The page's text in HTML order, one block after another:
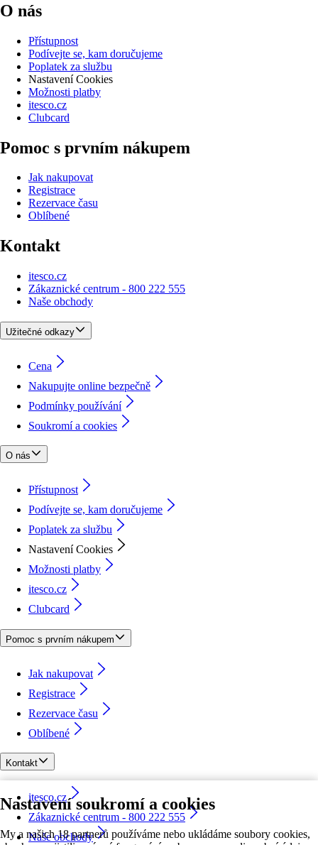
Nastavení soukromí a cookies
My a našich 18 partnerů používáme nebo ukládáme soubory cookies,
O nás
Přístupnost
Podívejte se, kam doručujeme
Poplatek za službu
Nastavení Cookies
Možnosti platby
itesco.cz
Clubcard
Pomoc s prvním nákupem
Jak nakupovat
Registrace
Rezervace času
Oblíbené
Kontakt
itesco.cz
Zákaznické centrum - 800 222 555
Naše obchody
Užitečné odkazy
Cena
Nakupujte online bezpečně
Podmínky používání
Soukromí a cookies
O nás
Přístupnost
Podívejte se, kam doručujeme
Poplatek za službu
Nastavení Cookies
Možnosti platby
itesco.cz
Clubcard
Pomoc s prvním nákupem
Jak nakupovat
Registrace
Rezervace času
Oblíbené
Kontakt
itesco.cz
Zákaznické centrum - 800 222 555
Naše obchody